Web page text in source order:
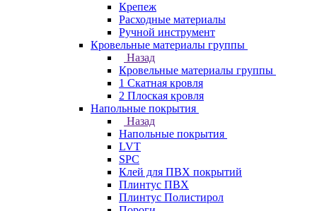
Крепеж
Расходные материалы
Ручной инструмент
Кровельные материалы группы
Назад
Кровельные материалы группы
1 Скатная кровля
2 Плоская кровля
Напольные покрытия
Назад
Напольные покрытия
LVT
SPC
Клей для ПВХ покрытий
Плинтус ПВХ
Плинтус Полистирол